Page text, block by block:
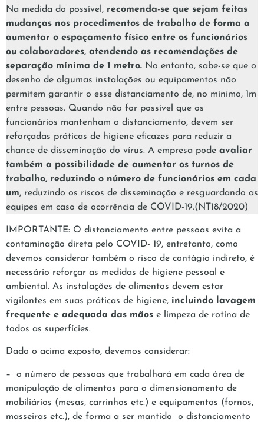
Na medida do possível, recomenda-se que sejam feitas
mudanças nos procedimentos de trabalho de forma a
aumentar o espaçamento físico entre os funcionários
ou colaboradores, atendendo as recomendações de
separação mínima de 1 metro. No entanto, sabe-se que o
desenho de algumas instalações ou equipamentos não
permitem garantir o esse distanciamento de, no mínimo, 1m
entre pessoas. Quando não for possível que os
funcionários mantenham o distanciamento, devem ser
reforçadas práticas de higiene eficazes para reduzir a
chance de disseminação do vírus. A empresa pode avaliar
também a possibilidade de aumentar os turnos de
trabalho, reduzindo o número de funcionários em cada
um, reduzindo os riscos de disseminação e resguardando as
equipes em caso de ocorrência de COVID-19.(NT18/2020)
IMPORTANTE: O distanciamento entre pessoas evita a
contaminação direta pelo COVID- 19, entretanto, como
devemos considerar também o risco de contágio indireto, é
necessário reforçar as medidas de higiene pessoal e
ambiental. As instalações de alimentos devem estar
vigilantes em suas práticas de higiene, incluindo lavagem
frequente e adequada das mãos e limpeza de rotina de
todos as superfícies.
Dado o acima exposto, devemos considerar:
– o número de pessoas que trabalhará em cada área de
manipulação de alimentos para o dimensionamento de
mobiliários (mesas, carrinhos etc.) e equipamentos (fornos,
masseiras etc.), de forma a ser mantido o distanciamento